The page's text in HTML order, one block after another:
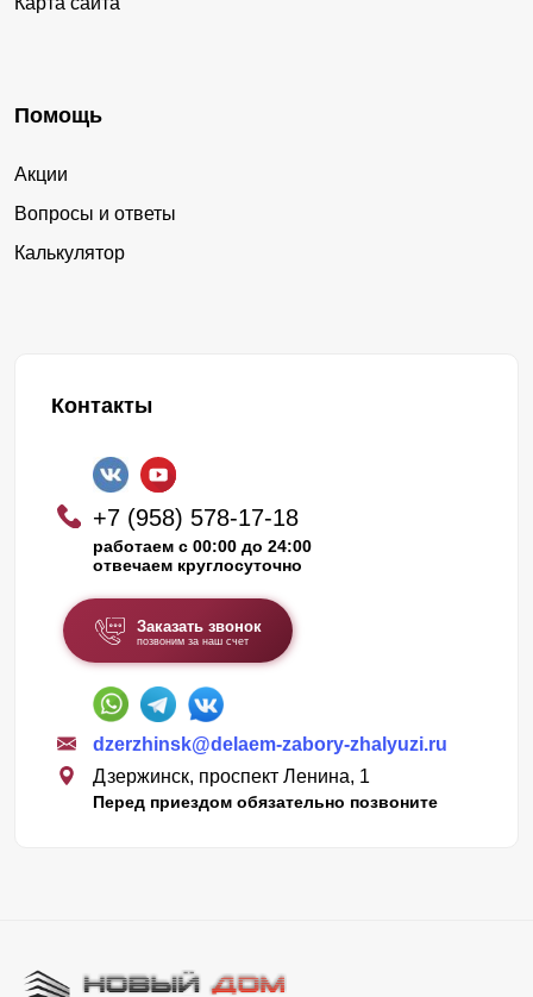
Помощь
Акции
Вопросы и ответы
Калькулятор
Контакты
+7 (958) 578-17-18
работаем с 00:00 до 24:00
отвечаем круглосуточно
Заказать звонок
позвоним за наш счет
dzerzhinsk@delaem-zabory-zhalyuzi.ru
Дзержинск, проспект Ленина, 1
Перед приездом обязательно позвоните